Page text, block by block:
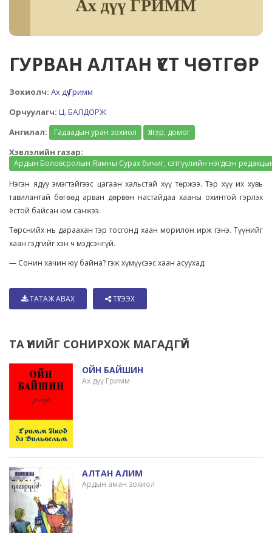
ГУРВАН АЛТАН ҮСТ ЧӨТГӨР
Зохиолч: Ах дүү Гримм
Орчуулагч: Ц. БАЛДОРЖ
Ангилал:
Гадаадын уран зохиол Үлгэр, домог
Хэвлэлийн газар:
Ардын Боловсролын Яамны Сурах бичиг, сэтгүүлийн нэгдсэн
Нэгэн ядуу эмэгтэйгээс цагаан хальстай хүү төржээ. Тэр хүү их хувь
тавилантай бөгөөд арван дөрвөн настайдаа хааны охинтой гэрлэх
ёстой байсан юм санжээ.
Төрснийх нь дараахан тэр тосгонд хаан морилон ирж гэнэ. Түүнийг
хаан гэдгийг хэн ч мэдсэнгүй.
— Сонин хачин юу байна? гэж хүмүүсээс хаан асуухад:
ТАТАЖ АВАХ ТҮГЭЭХ
ТА ҮҮНИЙГ СОНИРХОЖ МАГАДГҮЙ
ОЙН БАЙШИН
Ах дүү Гримм
АЛТАН АЛИМ
Ардын аман зохиол